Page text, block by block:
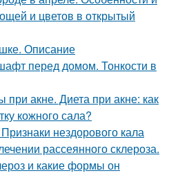
и цветов в открытый
Описание
перед домом. Тонкости в
при акне. Диета при акне: как
кожного сала?
нездорового кала
рассеянного склероза.
и какие формы он